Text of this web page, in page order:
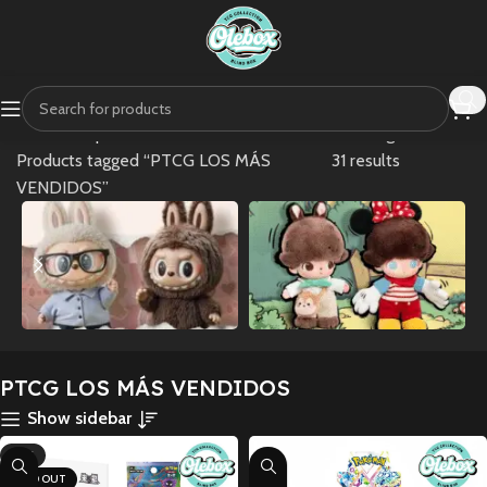
Home Shop
Products tagged “PTCG LOS MÁS
VENDIDOS”
Showing 1–24 of
31 results
POKÉMON
JAPONÉS
PTCG LOS MÁS VENDIDOS
Show sidebar
-17%
SOLD OUT